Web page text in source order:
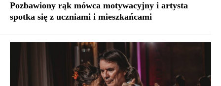
Pozbawiony rąk mówca motywacyjny i artysta
spotka się z uczniami i mieszkańcami